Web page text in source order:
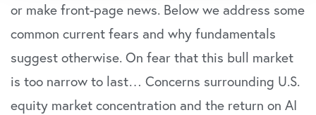
Dine valg anvendes på hele websitet.
Vi bruger cookies til at tilpasse vores indhold og
annoncer, til at vise dig funktioner til sociale medier og til
at analysere vores trafik. Vi deler også oplysninger om
din brug af vores website med vores partnere inden for
or make front-page news. Below we address some
common current fears and why fundamentals
suggest otherwise. On fear that this bull market
is too narrow to last… Concerns surrounding U.S.
equity market concentration and the return on AI